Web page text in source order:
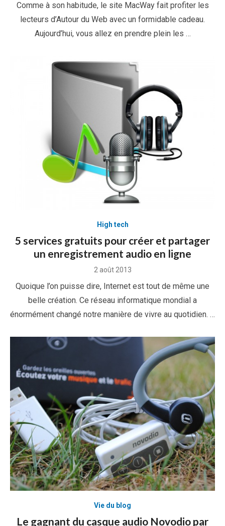
Comme à son habitude, le site MacWay fait profiter les
lecteurs d’Autour du Web avec un formidable cadeau.
Aujourd’hui, vous allez en prendre plein les …
High tech
5 services gratuits pour créer et partager
un enregistrement audio en ligne
Posted
2 août 2013
Quoique l’on puisse dire, Internet est tout de même une
belle création. Ce réseau informatique mondial a
énormément changé notre manière de vivre au quotidien. …
Vie du blog
Le gagnant du casque audio Novodio par